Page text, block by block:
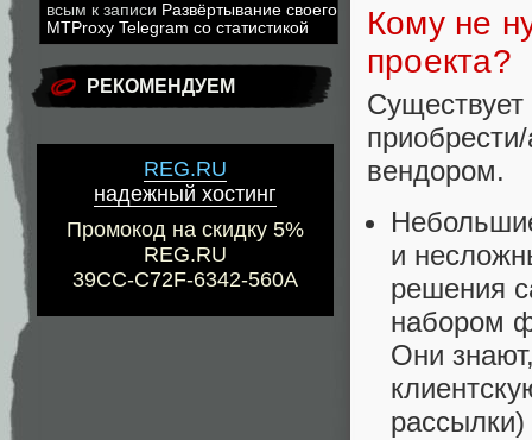
всым к записи Развёртывание своего
MTProxy Telegram со статистикой
РЕКОМЕНДУЕМ
REG.RU
надежный хостинг
Промокод на скидку 5%
REG.RU
39CC-C72F-6342-560A
Кому не
проекта?
вендором.
и
решения
набором
Они